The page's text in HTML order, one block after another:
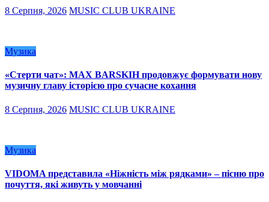
8 Серпня, 2026 MUSIC CLUB UKRAINE
Музика
«Стерти чат»: MAX BARSKIH продовжує формувати нову
музичну главу історією про сучасне кохання
8 Серпня, 2026 MUSIC CLUB UKRAINE
Музика
VIDOMA представила «Ніжність між рядками» – пісню про
почуття, які живуть у мовчанні